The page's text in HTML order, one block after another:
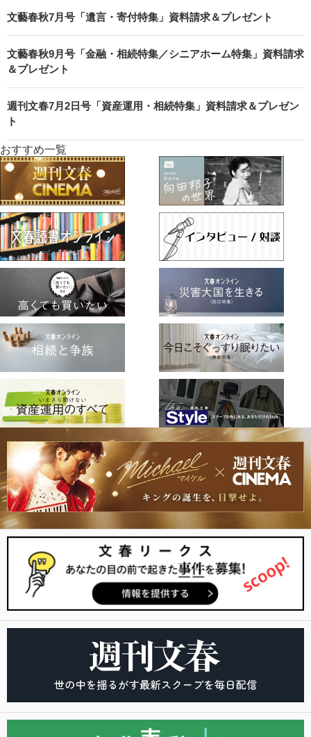
文藝春秋7月号「遺言・寄付特集」資料請求＆プレゼント
文藝春秋9月号「金融・相続特集／シニアホーム特集」資料請求
＆プレゼント
週刊文春7月2日号「資産運用・相続特集」資料請求＆プレゼン
ト
おすすめ一覧